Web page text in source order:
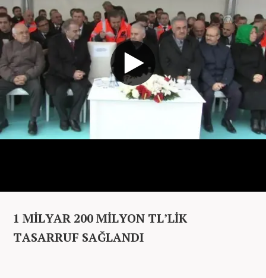
1 MİLYAR 200 MİLYON TL’LİK
TASARRUF SAĞLANDI